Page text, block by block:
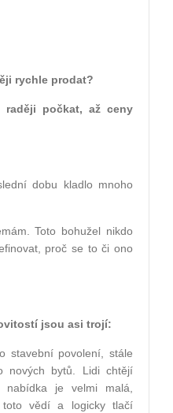
rychle prodat?
raději počkat, až ceny
dobu kladlo mnoho
Toto bohužel nikdo
proč se to či ono
jsou asi trojí:
stavební povolení, stále
nových bytů. Lidi chtějí
nabídka je velmi malá,
toto vědí a logicky tlačí